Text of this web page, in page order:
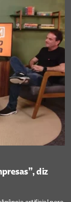
diz